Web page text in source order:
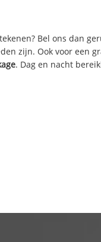
Bel ons dan
zijn. Ook voor een
. Dag en nacht